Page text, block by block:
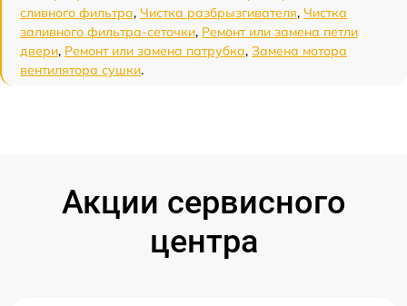
сливного фильтра, Чистка разбрызгивателя, Чистка
заливного фильтра-сеточки, Ремонт или замена петли
двери, Ремонт или замена патрубка, Замена мотора
вентилятора сушки.
Акции сервисного
центра